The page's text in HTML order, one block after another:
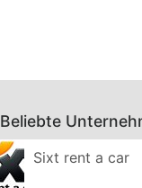
Beliebte
Sixt rent a car